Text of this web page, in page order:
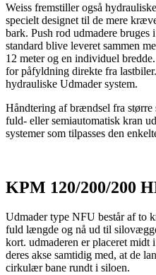
Weiss fremstiller også
specielt designet til de mere
bark. Push rod udmadere
standard blive leveret sammen
12 meter og en individuel
for påfyldning direkte fra
hydrauliske Udmader system.
Håndtering af brændsel fra større
fuld- eller semiautomatisk kran
systemer som tilpasses den
KPM 120/200/200
Udmader type NFU består af to
fuld længde og nå ud til
kort. udmaderen er placeret midt
deres akse samtidig med, at de
cirkulær bane rundt i siloen.